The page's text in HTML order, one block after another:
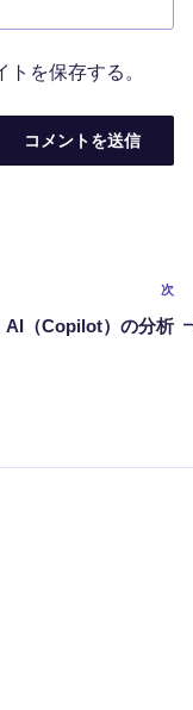
を保存する。
次
の
次
AI（Copilot）の分析